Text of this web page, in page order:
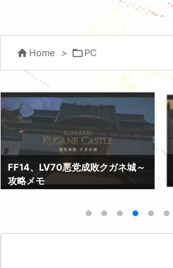
 Home > PC
FF14、LV70悪党成敗クガネ城～
攻略メモ